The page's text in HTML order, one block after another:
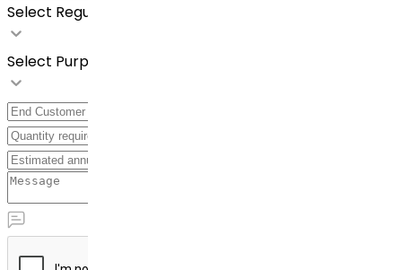
Select Regulatory Requirements
Select Purpose